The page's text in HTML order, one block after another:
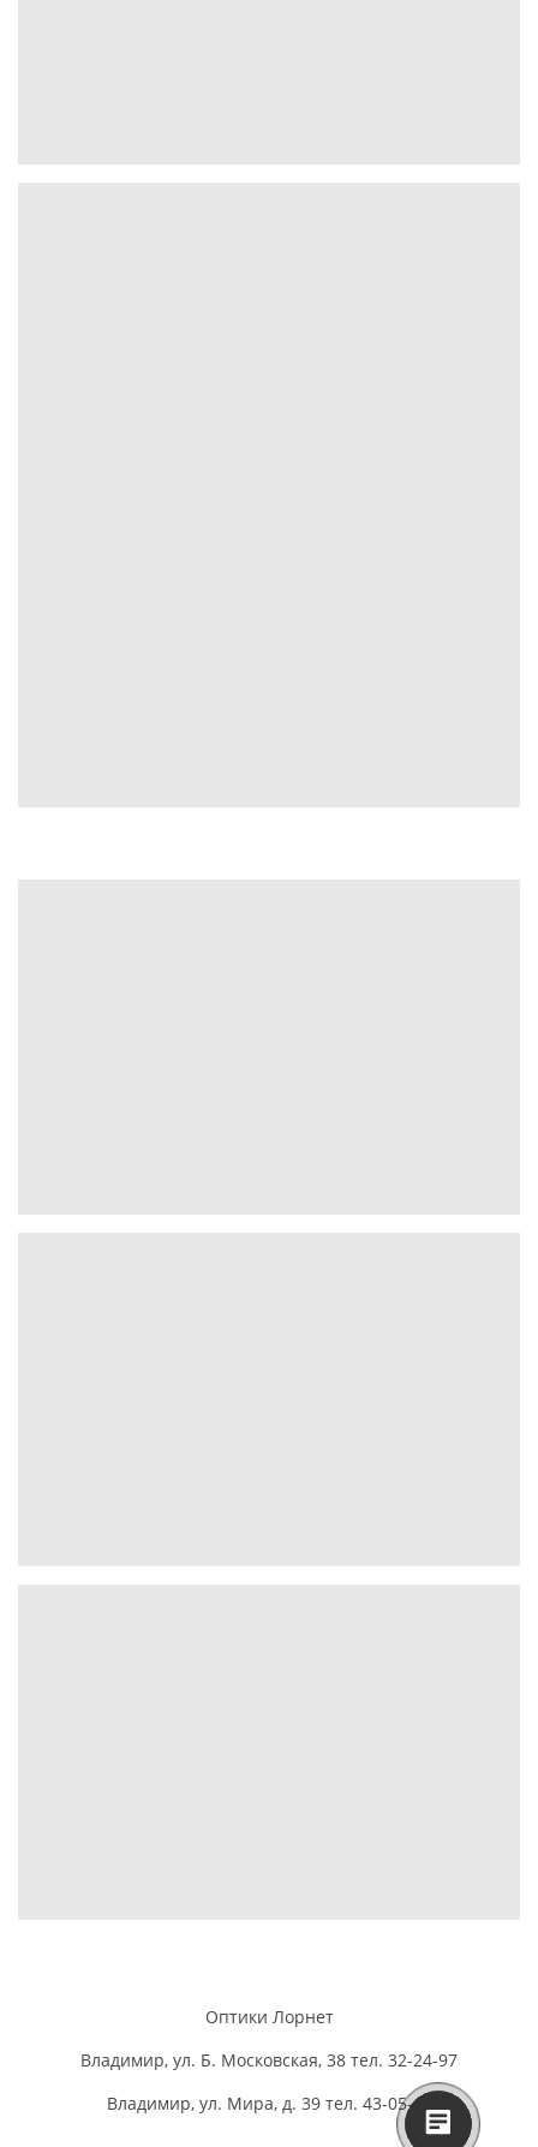
Оптики Лорнет
Владимир, ул. Б. Московская, 38 тел. 32-24-97
Владимир, ул. Мира, д. 39 тел. 43-05-16